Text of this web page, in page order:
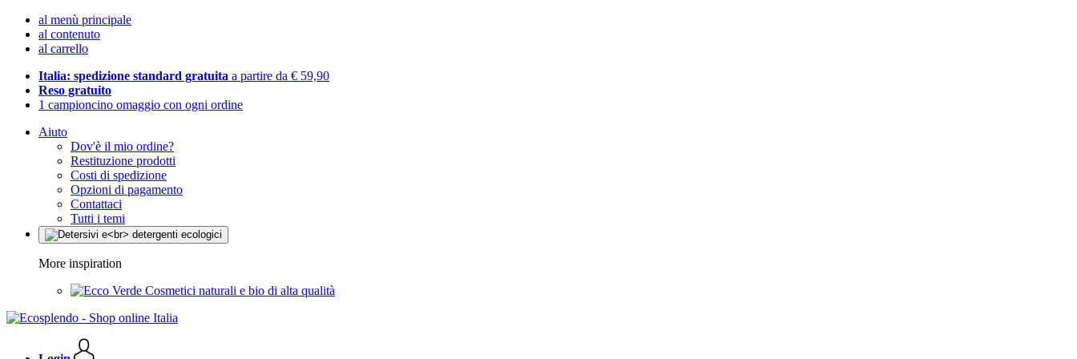
al menù principale
al contenuto
al carrello
Italia: spedizione standard gratuita a partire da € 59,90
Reso gratuito
1 campioncino omaggio con ogni ordine
Aiuto
Dov'è il mio ordine?
Restituzione prodotti
Costi di spedizione
Opzioni di pagamento
Contattaci
Tutti i temi
More inspiration
Cosmetici naturali e bio di alta qualità